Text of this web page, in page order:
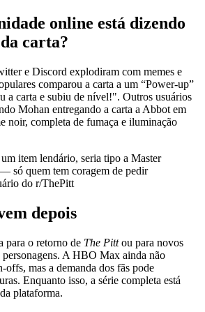
online está dizendo
carta?
e Discord explodiram com memes e
comparou a carta a um “Power‑up”
a carta e subiu de nível!". Outros usuários
Mohan entregando a carta a Abbot em
noir, completa de fumaça e iluminação
item lendário, seria tipo a Master
só quem tem coragem de pedir
do r/ThePitt
depois
para o retorno de The Pittou para novos
A HBO Max ainda não
mas a demanda dos fãs pode
Enquanto isso, a série completa está
plataforma.